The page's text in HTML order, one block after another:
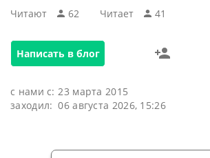
Читают 62 Читаeт 41
Написать в блог
с нами с: 23 марта 2015
заходил: 06 августа 2026, 15:26